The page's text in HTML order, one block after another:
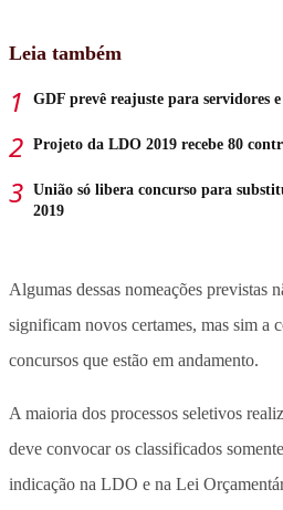
Leia também
GDF prevê reajuste para servidores e
Projeto da LDO 2019 recebe 80
União só libera concurso para
2019
Algumas dessas nomeações previstas
significam novos certames, mas sim a
concursos que estão em andamento.
A maioria dos processos seletivos
deve convocar os classificados
indicação na LDO e na Lei